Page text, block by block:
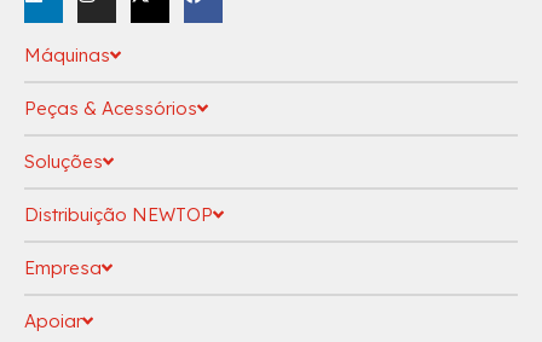
Máquinas
Peças & Acessórios
Soluções
Distribuição NEWTOP
Empresa
Apoiar